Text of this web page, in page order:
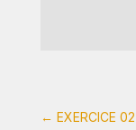
← EXERCICE 02